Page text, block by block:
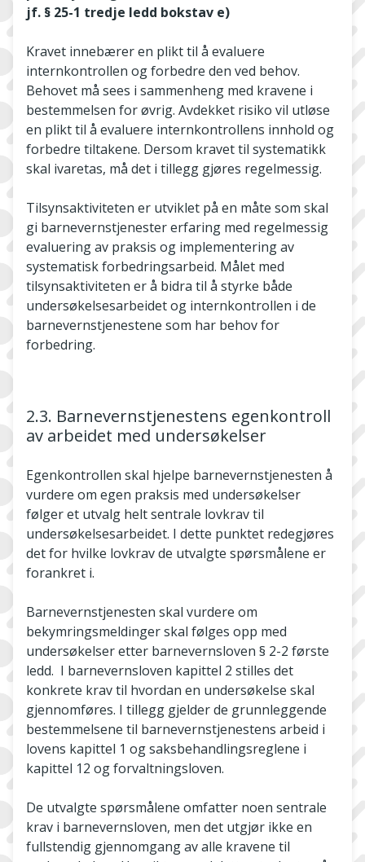
jf. § 25-1 tredje ledd bokstav e)
Kravet innebærer en plikt til å evaluere
internkontrollen og forbedre den ved behov.
Behovet må sees i sammenheng med kravene i
bestemmelsen for øvrig. Avdekket risiko vil utløse
en plikt til å evaluere internkontrollens innhold og
forbedre tiltakene. Dersom kravet til systematikk
skal ivaretas, må det i tillegg gjøres regelmessig.
Tilsynsaktiviteten er utviklet på en måte som skal
gi barnevernstjenester erfaring med regelmessig
evaluering av praksis og implementering av
systematisk forbedringsarbeid. Målet med
tilsynsaktiviteten er å bidra til å styrke både
undersøkelsesarbeidet og internkontrollen i de
barnevernstjenestene som har behov for
forbedring.
2.3. Barnevernstjenestens egenkontroll
av arbeidet med undersøkelser
Egenkontrollen skal hjelpe barnevernstjenesten å
vurdere om egen praksis med undersøkelser
følger et utvalg helt sentrale lovkrav til
undersøkelsesarbeidet. I dette punktet redegjøres
det for hvilke lovkrav de utvalgte spørsmålene er
forankret i.
Barnevernstjenesten skal vurdere om
bekymringsmeldinger skal følges opp med
undersøkelser etter barnevernsloven § 2-2 første
ledd. I barnevernsloven kapittel 2 stilles det
konkrete krav til hvordan en undersøkelse skal
gjennomføres. I tillegg gjelder de grunnleggende
bestemmelsene til barnevernstjenestens arbeid i
lovens kapittel 1 og saksbehandlingsreglene i
kapittel 12 og forvaltningsloven.
De utvalgte spørsmålene omfatter noen sentrale
krav i barnevernsloven, men det utgjør ikke en
fullstendig gjennomgang av alle kravene til